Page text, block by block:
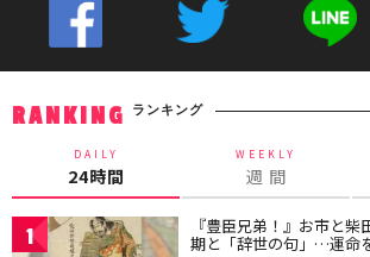
RANKING ランキング
DAILY
24時間
WEEKLY
週 間
1 『豊臣兄弟！』お市と
期と「辞世の句」…運命